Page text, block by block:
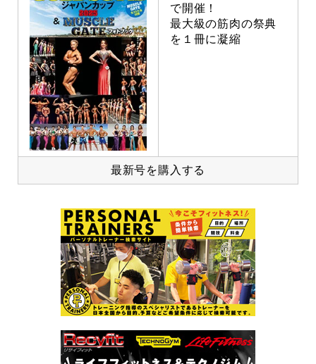
で開催！
最大級の筋肉の祭典
を１冊に凝縮
最新号を購入する